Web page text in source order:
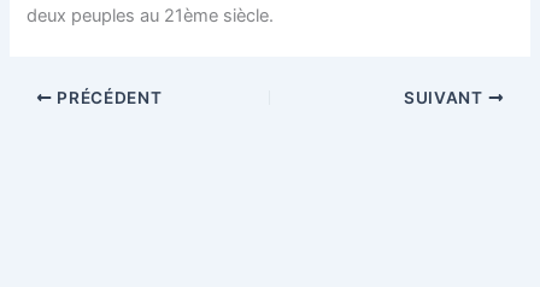
deux peuples au 21ème siècle.
PRÉCÉDENT SUIVANT